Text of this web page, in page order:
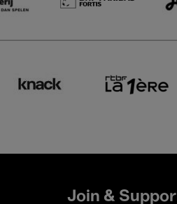
Join &